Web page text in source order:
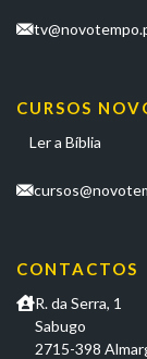
CURSOS
Ler a Bíblia
CONTACTOS
R. da Serra, 1
Sabugo
2715-398